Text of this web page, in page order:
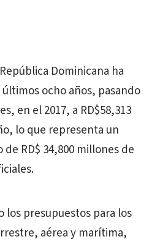
Dominicana ha
ocho años, pasando
en el 2017, a RD$58,313
lo que representa un
RD$ 34,800 millones de
los presupuestos para los
aérea y marítima,